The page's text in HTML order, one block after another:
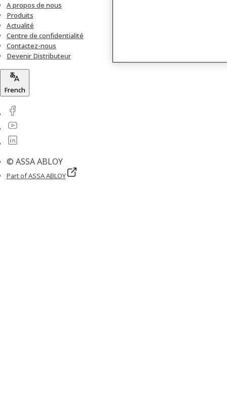
A propos de nous
Produits
Actualité
Centre de confidentialité
Contactez-nous
Devenir Distributeur
French
© ASSA ABLOY
Part of ASSA ABLOY